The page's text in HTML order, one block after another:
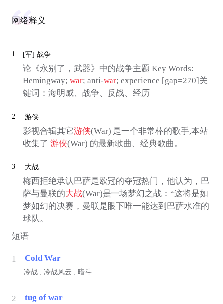
网络释义
1 [军] 战争
论《永别了，武器》中的战争主题 Key Words:
Hemingway; war; anti-war; experience [gap=270]关
键词：海明威、战争、反战、经历
2 游侠
影视合辑其它游侠(War) 是一个非常棒的歌手,本站
收集了 游侠(War) 的最新歌曲、经典歌曲。
3 大战
梅西拒绝承认巴萨是欧冠的夺冠热门，他认为，巴
萨与曼联的大战(War)是一场梦幻之战：“这将是如
梦如幻的决赛，曼联是眼下唯一能达到巴萨水准的
球队。
短语
1 Cold War
冷战 ; 冷战风云 ; 暗斗
2 tug of war